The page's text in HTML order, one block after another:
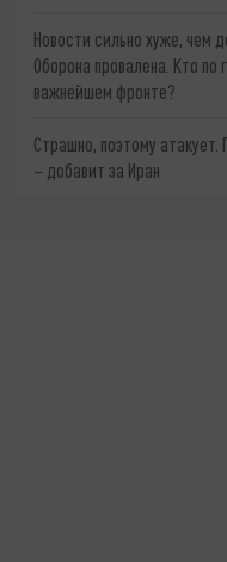
Новости сильно хуже, чем
Оборона провалена. Кто по
важнейшем фронте?
Страшно, поэтому атакует.
– добавит за Иран